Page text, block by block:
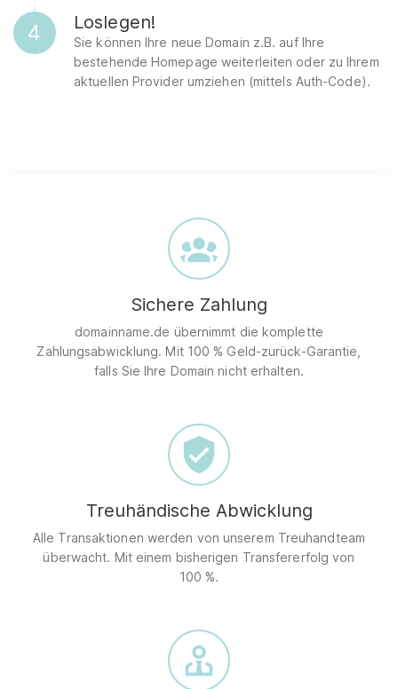
4 Loslegen!
Sie können Ihre neue Domain z.B. auf Ihre
bestehende Homepage weiterleiten oder zu Ihrem
aktuellen Provider umziehen (mittels Auth-Code).
Sichere Zahlung
domainname.de übernimmt die komplette
Zahlungsabwicklung. Mit 100 % Geld-zurück-Garantie,
falls Sie Ihre Domain nicht erhalten.
Treuhändische Abwicklung
Alle Transaktionen werden von unserem Treuhandteam
überwacht. Mit einem bisherigen Transfererfolg von
100 %.